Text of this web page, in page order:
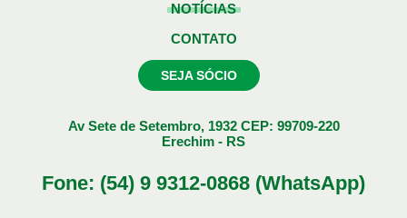
NOTÍCIAS
CONTATO
SEJA SÓCIO
Av Sete de Setembro, 1932 CEP: 99709-220
Erechim - RS
Fone: (54) 9 9312-0868 (WhatsApp)